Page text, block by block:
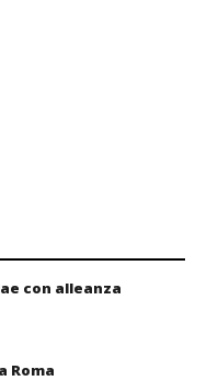
con alleanza
Roma